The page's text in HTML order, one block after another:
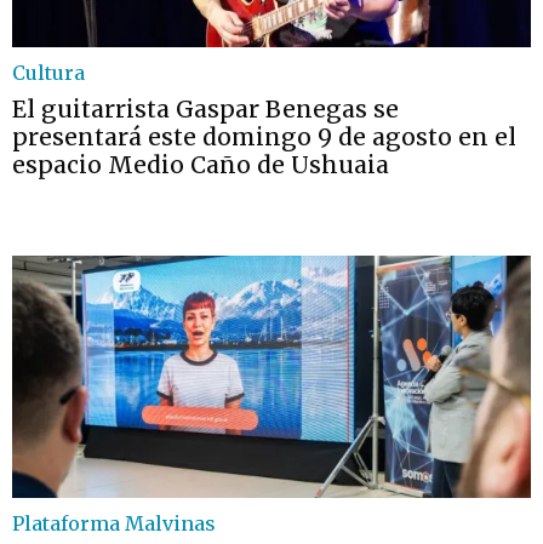
Cultura
El guitarrista Gaspar Benegas se
presentará este domingo 9 de agosto en el
espacio Medio Caño de Ushuaia
Plataforma Malvinas